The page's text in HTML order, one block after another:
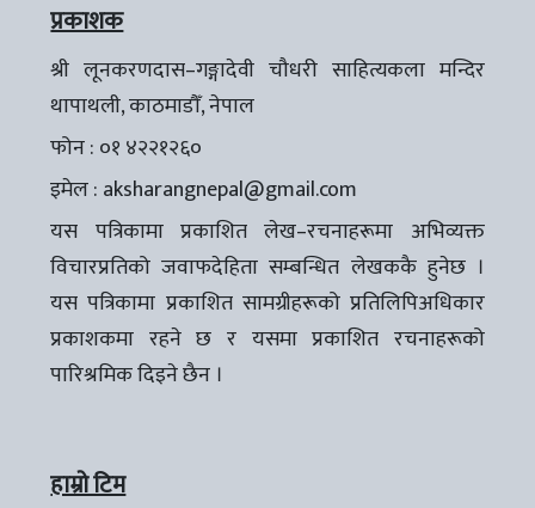
प्रकाशक
श्री लूनकरणदास–गङ्गादेवी चौधरी साहित्यकला मन्दिर
थापाथली, काठमाडौँ, नेपाल
फोन : ०१ ४२२१२६०
इमेल : aksharangnepal@gmail.com
यस पत्रिकामा प्रकाशित लेख–रचनाहरूमा अभिव्यक्त
विचारप्रतिको जवाफदेहिता सम्बन्धित लेखककै हुनेछ ।
यस पत्रिकामा प्रकाशित सामग्रीहरूको प्रतिलिपिअधिकार
प्रकाशकमा रहने छ र यसमा प्रकाशित रचनाहरूको
पारिश्रमिक दिइने छैन ।
हाम्रो टिम